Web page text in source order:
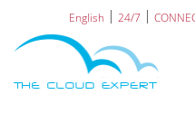
English 24/7